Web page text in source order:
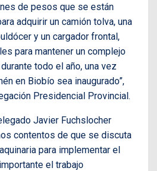
de pesos que se están
adquirir un camión tolva, una
y un cargador frontal,
para mantener un complejo
todo el año, una vez
en Biobío sea inaugurado”,
Presidencial Provincial.
Javier Fuchslocher
contentos de que se discuta
para implementar el
el trabajo